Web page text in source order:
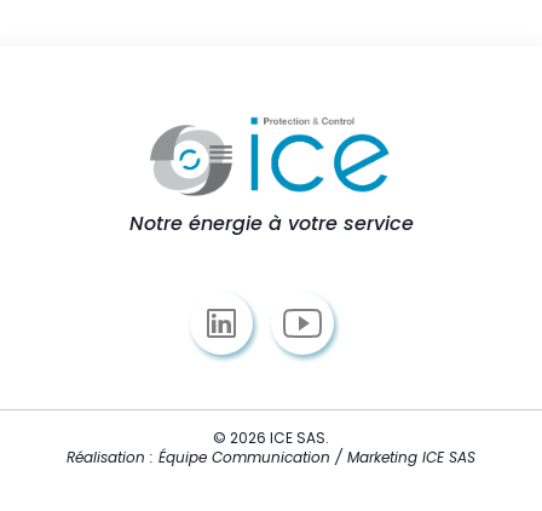
Notre énergie à votre service
© 2026 ICE SAS.
Réalisation : Équipe Communication / Marketing ICE SAS